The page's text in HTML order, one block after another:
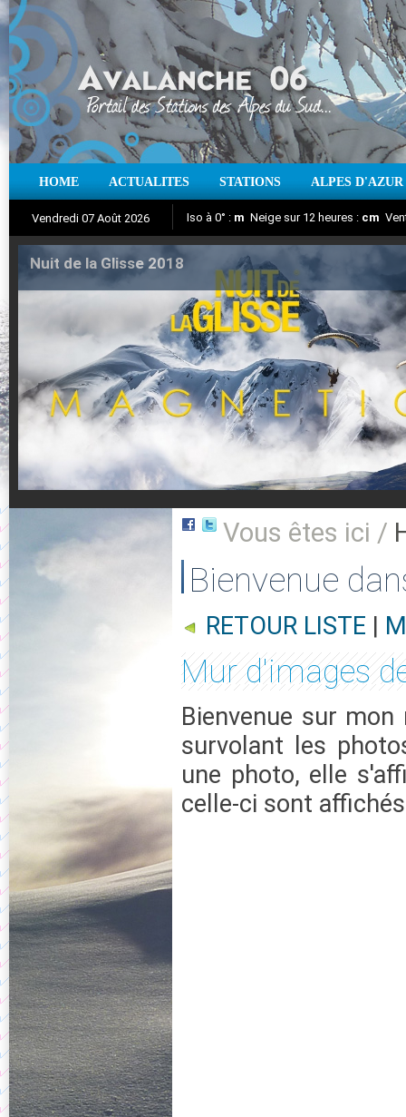
HOME ACTUALITES STATIONS ALPES D'AZUR
Vendredi 07 Août 2026
Aujourd'hui : T° Min : °C T° Max :°C
Iso à 0° :m Neige sur 12 heures : cm
Suivez en direct l'actualité des stations
Nuit de la Glisse 2018
Vous êtes ici /
Bienvenue
RETOUR LISTE |
Mur d'images
Bienvenue sur
survolant les
une photo, elle
celle-ci sont